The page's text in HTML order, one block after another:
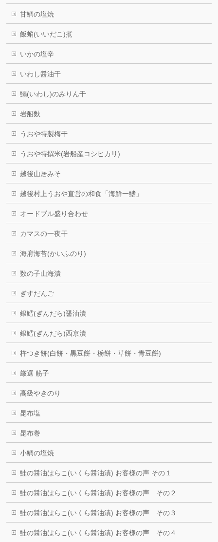
甘鯛の塩焼
飯蛸(いいだこ)煮
いかの塩辛
いわし醤油干
鰯(いわし)のみりん干
岩船麩
うおや特製梅干
うおや特撰米(岩船産コシヒカリ)
越後山居みそ
越後村上うおや直営の和食「海鮮一鰭」
オードブル盛り合わせ
カマスの一夜干
海府海苔(かいふのり)
数の子山海漬
ぎすだんご
銀鱈(ぎんだら)醤油漬
銀鱈(ぎんだら)西京漬
杵つき餅(白餅・黒豆餅・栃餅・草餅・青豆餅)
厳選 筋子
高級やきのり
昆布塩
昆布巻
小鯛の塩焼
鮭の醤油はらこ(いくら醤油漬) お客様の声 その１
鮭の醤油はらこ(いくら醤油漬) お客様の声 その２
鮭の醤油はらこ(いくら醤油漬) お客様の声 その３
鮭の醤油はらこ(いくら醤油漬) お客様の声 その４